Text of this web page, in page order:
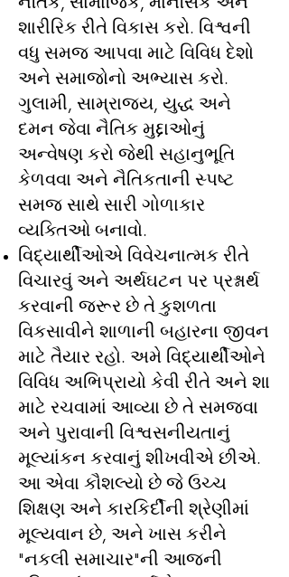
નૈતિક, સામાજિક, માનસિક અને
શારીરિક રીતે વિકાસ કરો. વિશ્વની
વધુ સમજ આપવા માટે વિવિધ દેશો
અને સમાજોનો અભ્યાસ કરો.
ગુલામી, સામ્રાજ્ય, યુદ્ધ અને
દમન જેવા નૈતિક મુદ્દાઓનું
અન્વેષણ કરો જેથી સહાનુભૂતિ
કેળવવા અને નૈતિકતાની સ્પષ્ટ
સમજ સાથે સારી ગોળાકાર
વ્યક્તિઓ બનાવો.
વિદ્યાર્થીઓએ વિવેચનાત્મક રીતે
વિચારવું અને અર્થઘટન પર પ્રશ્નાર્થ
કરવાની જરૂર છે તે કુશળતા
વિકસાવીને શાળાની બહારના જીવન
માટે તૈયાર રહો. અમે વિદ્યાર્થીઓને
વિવિધ અભિપ્રાયો કેવી રીતે અને શા
માટે રચવામાં આવ્યા છે તે સમજવા
અને પુરાવાની વિશ્વસનીયતાનું
મૂલ્યાંકન કરવાનું શીખવીએ છીએ.
આ એવા કૌશલ્યો છે જે ઉચ્ચ
શિક્ષણ અને કારકિર્દીની શ્રેણીમાં
મૂલ્યવાન છે, અને ખાસ કરીને
"નકલી સમાચાર"ની આજની